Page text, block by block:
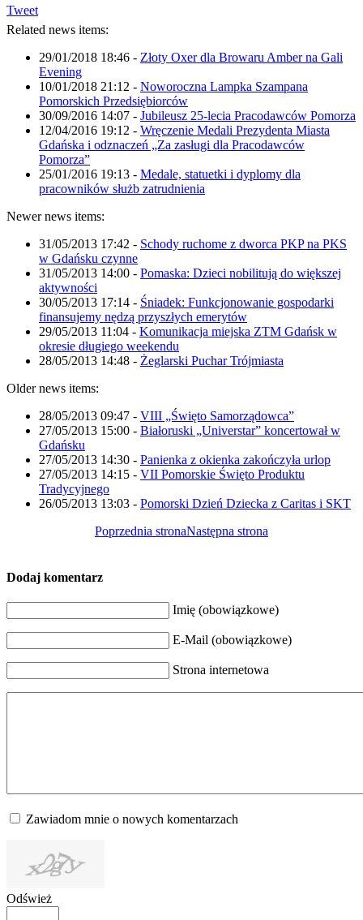
Tweet
Related news items:
29/01/2018 18:46 - Złoty Oxer dla Browaru Amber na Gali
Evening
10/01/2018 21:12 - Noworoczna Lampka Szampana
Pomorskich Przedsiębiorców
30/09/2016 14:07 - Jubileusz 25-lecia Pracodawców Pomorza
12/04/2016 19:12 - Wręczenie Medali Prezydenta Miasta
Gdańska i odznaczeń „Za zasługi dla Pracodawców
Pomorza”
25/01/2016 19:13 - Medale, statuetki i dyplomy dla
pracowników służb zatrudnienia
Newer news items:
31/05/2013 17:42 - Schody ruchome z dworca PKP na PKS
w Gdańsku czynne
31/05/2013 14:00 - Pomaska: Dzieci nobilitują do większej
aktywności
30/05/2013 17:14 - Śniadek: Funkcjonowanie gospodarki
finansujemy nędzą przyszłych emerytów
29/05/2013 11:04 - Komunikacja miejska ZTM Gdańsk w
okresie długiego weekendu
28/05/2013 14:48 - Żeglarski Puchar Trójmiasta
Older news items:
28/05/2013 09:47 - VIII „Święto Samorządowca”
27/05/2013 15:00 - Białoruski „Universtar” koncertował w
Gdańsku
27/05/2013 14:30 - Panienka z okienka zakończyła urlop
27/05/2013 14:15 - VII Pomorskie Święto Produktu
Tradycyjnego
26/05/2013 13:03 - Pomorski Dzień Dziecka z Caritas i SKT
Poprzednia stronaNastępna strona
Dodaj komentarz
Imię (obowiązkowe)
E-Mail (obowiązkowe)
Strona internetowa
Zawiadom mnie o nowych komentarzach
Odśwież